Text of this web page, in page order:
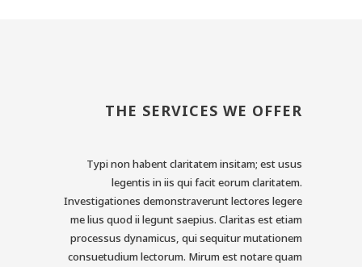
THE SERVICES WE OFFER
Typi non habent claritatem insitam; est usus
legentis in iis qui facit eorum claritatem.
Investigationes demonstraverunt lectores legere
me lius quod ii legunt saepius. Claritas est etiam
processus dynamicus, qui sequitur mutationem
consuetudium lectorum. Mirum est notare quam